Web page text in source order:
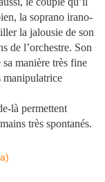
la soprano irano-
la jalousie de son
de l’orchestre. Son
manière très fine
manipulatrice
là permettent
très spontanés.